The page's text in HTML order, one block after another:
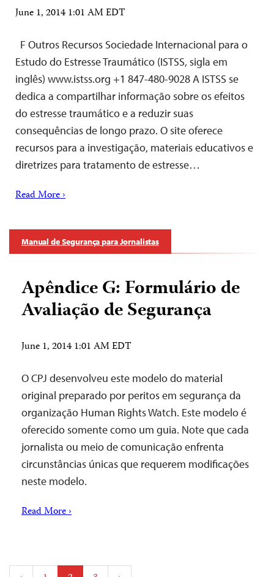
June 1, 2014 1:01 AM EDT
F Outros Recursos Sociedade Internacional para o
Estudo do Estresse Traumático (ISTSS, sigla em
inglês) www.istss.org +1 847-480-9028 A ISTSS se
dedica a compartilhar informação sobre os efeitos
do estresse traumático e a reduzir suas
consequências de longo prazo. O site oferece
recursos para a investigação, materiais educativos e
diretrizes para tratamento de estresse…
Read More ›
Manual de Segurança para Jornalistas
Apêndice G: Formulário de
Avaliação de Segurança
June 1, 2014 1:01 AM EDT
O CPJ desenvolveu este modelo do material
original preparado por peritos em segurança da
organização Human Rights Watch. Este modelo é
oferecido somente como um guia. Note que cada
jornalista ou meio de comunicação enfrenta
circunstâncias únicas que requerem modificações
neste modelo.
Read More ›
Posts